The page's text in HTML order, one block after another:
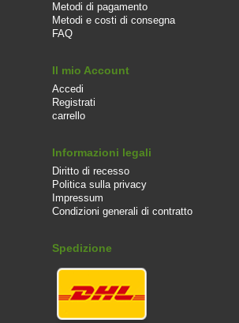
Metodi di pagamento
Metodi e costi di consegna
FAQ
Il mio Account
Accedi
Registrati
carrello
Informazioni legali
Diritto di recesso
Politica sulla privacy
Impressum
Condizioni generali di contratto
Spedizione